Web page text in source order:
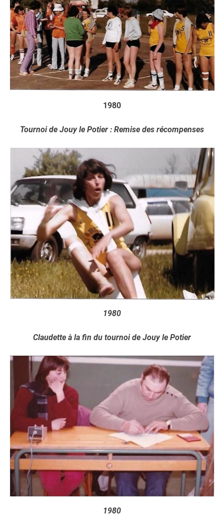
1980
Tournoi de Jouy le Potier : Remise des récompenses
1980
Claudette à la fin du tournoi de Jouy le Potier
1980